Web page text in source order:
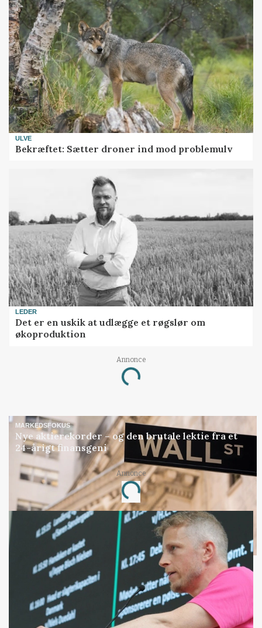
ULVE
Bekræftet: Sætter droner ind mod problemulv
LEDER
Det er en uskik at udlægge et røgslør om
økoproduktion
Annonce
Loading...
MARKEDSFOKUS
Nye aktierekorder – og den brutale lektie fra et
24-årigt finansgeni
Annonce
Loading...